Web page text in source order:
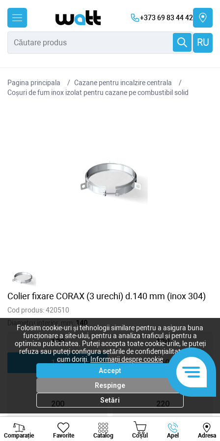
+373 69 83 44 42
RU
Pagina principala
Cazane pentru incalzire centrala
Coșuri de fum inox izolat pentru cazane pe combustibil solid
Colier fixare CORAX (3 urechi) d.140 mm (inox 304)
Cod produs:420510
Diametru interior, mm: 140
100 120
140 150
180
200 220
230 240
Comparație Favorite Catalog Coșul Apel Adresa
Viber Whatsapp
Folosim cookie-uri și tehnologii similare pentru a asigura buna
funcționare a site-ului, pentru a analiza traficul și pentru a
optimiza publicitatea. Puteți accepta toate cookie-urile, le puteți
refuza sau puteți configura setările de confidențialitate după
cum doriți.
Informații despre cookie
Accept
Respinge
Setări